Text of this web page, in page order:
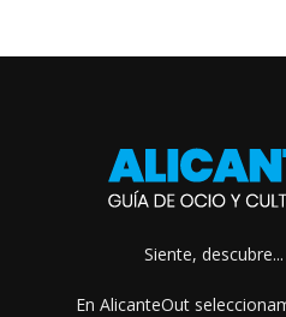
Siente,
En AlicanteOut